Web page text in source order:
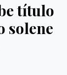
título
solene